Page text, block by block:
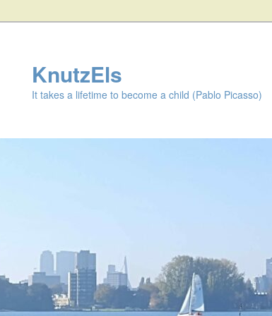
KnutzEls
It takes a lifetime to become a child (Pablo Picasso)